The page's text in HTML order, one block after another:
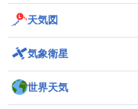
天気図
気象衛星
世界天気